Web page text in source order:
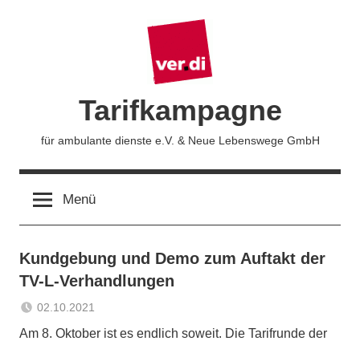
Tarifkampagne
für ambulante dienste e.V. & Neue Lebenswege GmbH
Menü
Kundgebung und Demo zum Auftakt der
TV-L-Verhandlungen
02.10.2021
Sabrina
Aktuelles
Am 8. Oktober ist es endlich soweit. Die Tarifrunde der